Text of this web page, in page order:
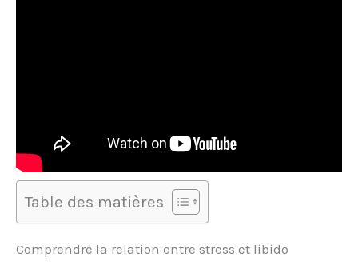
Table des matières
Comprendre la relation entre stress et libido